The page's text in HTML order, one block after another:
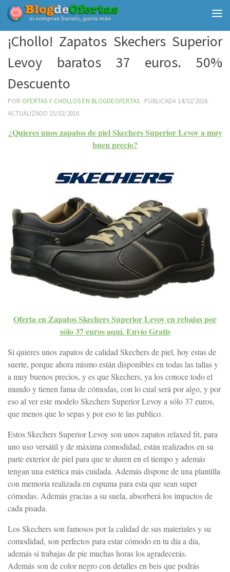
Debajo del contenido
¡Chollo! Zapatos Skechers Superior
Levoy baratos 37 euros. 50%
Descuento
POR OFERTAS Y CHOLLOS EN BLOGDEOFERTAS · PUBLICADA 14/02/2016 ·
ACTUALIZADO 15/02/2016
¿Quieres unos zapatos de piel Skechers Superior Levoy a muy
buen precio?
Oferta en Zapatos Skechers Superior Levoy en rebajas por
sólo 37 euros aquí. Envío Gratis
Si quieres unos zapatos de calidad Skechers de piel, hoy estas de
suerte, porque ahora mismo están disponibles en todas las tallas y
a muy buenos precios, y es que Skechers, ya los conoce todo el
mundo y tienen fama de cómodas, con lo cual será por algo, y por
eso al ver este modelo Skechers Superior Levoy a sólo 37 euros,
que menos que lo sepas y por eso te las publico.
Estos Skechers Superior Levoy son unos zapatos relaxed fit, para
uno uso versátil y de máxima comodidad, están realizados en su
parte exterior de piel para que te duren en el tiempo y además
tengan una estética más cuidada. Además dispone de una plantilla
con memoria realizada en espuma para esta que sean super
cómodas. Además gracias a su suela, absorberá los impactos de
cada pisada.
Los Skechers son famosos por la calidad de sus materiales y su
comodidad, son perfectos para estar cómodo en tu día a día,
además si trabajas de pie muchas horas los agradecerás.
Además son de color negro con detalles en beis que podrás